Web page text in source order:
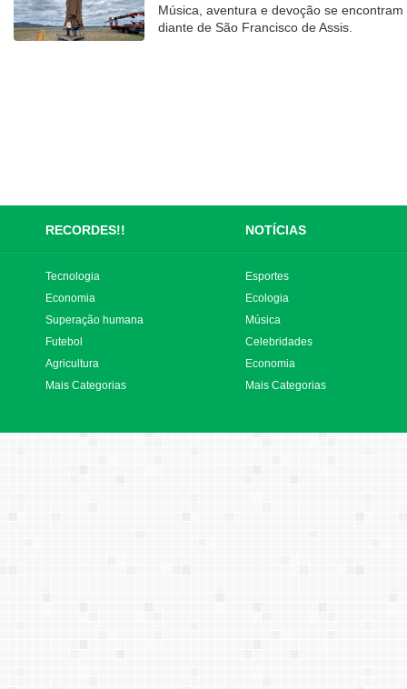
Música, aventura e devoção se
diante de São Francisco de Assis.
RECORDES!! NOTÍCIAS
Tecnologia
Economia
Superação humana
Futebol
Agricultura
Mais Categorias
Esportes
Ecologia
Música
Celebridades
Economia
Mais Categorias